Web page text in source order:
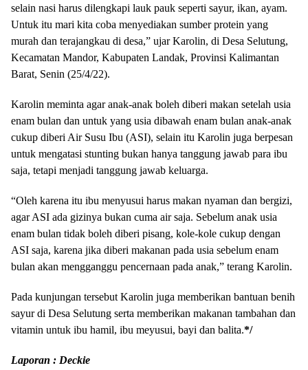
selain nasi harus dilengkapi lauk pauk seperti sayur, ikan, ayam.
Untuk itu mari kita coba menyediakan sumber protein yang
murah dan terajangkau di desa,” ujar Karolin, di Desa Selutung,
Kecamatan Mandor, Kabupaten Landak, Provinsi Kalimantan
Barat, Senin (25/4/22).
Karolin meminta agar anak-anak boleh diberi makan setelah usia
enam bulan dan untuk yang usia dibawah enam bulan anak-anak
cukup diberi Air Susu Ibu (ASI), selain itu Karolin juga berpesan
untuk mengatasi stunting bukan hanya tanggung jawab para ibu
saja, tetapi menjadi tanggung jawab keluarga.
“Oleh karena itu ibu menyusui harus makan nyaman dan bergizi,
agar ASI ada gizinya bukan cuma air saja. Sebelum anak usia
enam bulan tidak boleh diberi pisang, kole-kole cukup dengan
ASI saja, karena jika diberi makanan pada usia sebelum enam
bulan akan mengganggu pencernaan pada anak,” terang Karolin.
Pada kunjungan tersebut Karolin juga memberikan bantuan benih
sayur di Desa Selutung serta memberikan makanan tambahan dan
vitamin untuk ibu hamil, ibu meyusui, bayi dan balita.*/
Laporan : Deckie